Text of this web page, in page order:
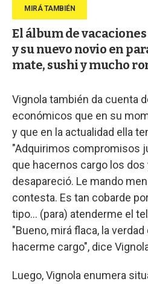
El álbum de
y su nuevo novio en
mate, sushi y mucho
Vignola también da cuenta
económicos que en su
y que en la actualidad ella
"Adquirimos compromisos
que hacernos cargo los dos
desapareció. Le mando
contesta. Es tan cobarde
tipo... (para) atenderme el
"Bueno, mirá flaca, la
hacerme cargo", dice
Luego, Vignola enumera